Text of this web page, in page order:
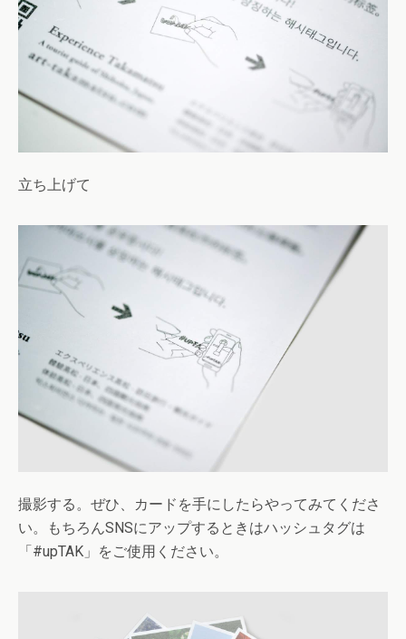
立ち上げて
撮影する。ぜひ、カードを手にしたらやってみてくださ
い。もちろんSNSにアップするときはハッシュタグは
「#upTAK」をご使用ください。